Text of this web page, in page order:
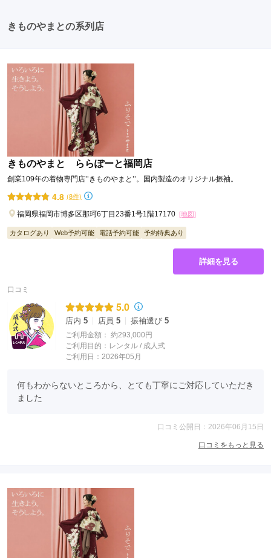
きものやまとの系列店
きものやまと ららぽーと福岡店
創業109年の着物専門店’’きものやまと’’。国内製造のオリジナル振袖。
4.8 (8件)
福岡県福岡市博多区那珂6丁目23番1号1階17170 [地図]
カタログあり Web予約可能 電話予約可能 予約特典あり
詳細を見る
口コミ
5.0
店内 5 店員 5 振袖選び 5
ご利用金額： 約293,000円
ご利用目的： レンタル / 成人式
ご利用日：2026年05月
何もわからないところから、とても丁寧にご対応していただき
ました
口コミ公開日：2026年06月15日
口コミをもっと見る